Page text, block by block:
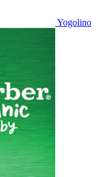
Yogolino